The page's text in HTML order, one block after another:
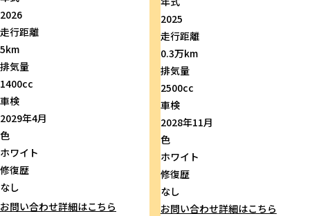
2026
走行距離
5km
排気量
1400cc
車検
2029年4月
色
ホワイト
修復歴
なし
お問い合わせ詳細はこちら
2025
走行距離
0.3万km
排気量
2500cc
車検
2028年11月
色
ホワイト
修復歴
なし
お問い合わせ詳細はこちら